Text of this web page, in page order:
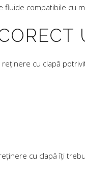
fluide compatibile cu
cu clapă
cu clapă îți